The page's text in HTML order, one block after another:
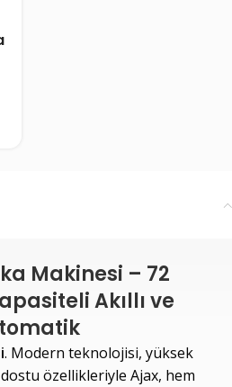
Makinesi – 72
Akıllı ve
. Modern teknolojisi, yüksek
özellikleriyle Ajax, hem